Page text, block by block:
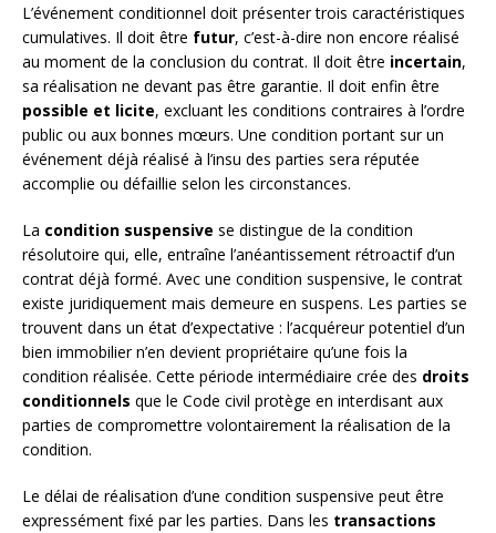
L’événement conditionnel doit présenter trois caractéristiques
cumulatives. Il doit être futur, c’est-à-dire non encore réalisé
au moment de la conclusion du contrat. Il doit être incertain,
sa réalisation ne devant pas être garantie. Il doit enfin être
possible et licite, excluant les conditions contraires à l’ordre
public ou aux bonnes mœurs. Une condition portant sur un
événement déjà réalisé à l’insu des parties sera réputée
accomplie ou défaillie selon les circonstances.
La condition suspensive se distingue de la condition
résolutoire qui, elle, entraîne l’anéantissement rétroactif d’un
contrat déjà formé. Avec une condition suspensive, le contrat
existe juridiquement mais demeure en suspens. Les parties se
trouvent dans un état d’expectative : l’acquéreur potentiel d’un
bien immobilier n’en devient propriétaire qu’une fois la
condition réalisée. Cette période intermédiaire crée des droits
conditionnels que le Code civil protège en interdisant aux
parties de compromettre volontairement la réalisation de la
condition.
Le délai de réalisation d’une condition suspensive peut être
expressément fixé par les parties. Dans les transactions